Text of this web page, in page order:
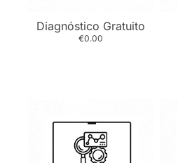
Diagnóstico Gratuito
€0.00